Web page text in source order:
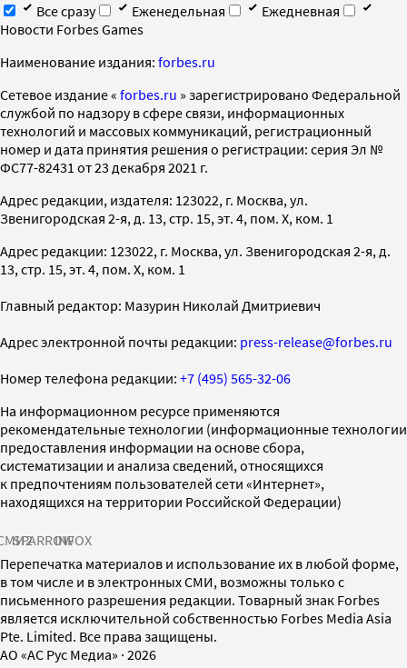
Все сразу
Еженедельная
Ежедневная
Новости Forbes Games
Наименование издания: forbes.ru
Cетевое издание « forbes.ru » зарегистрировано Федеральной
службой по надзору в сфере связи, информационных
технологий и массовых коммуникаций, регистрационный
номер и дата принятия решения о регистрации: серия Эл №
ФС77-82431 от 23 декабря 2021 г.
Адрес редакции, издателя: 123022, г. Москва, ул.
Звенигородская 2-я, д. 13, стр. 15, эт. 4, пом. X, ком. 1
Адрес редакции: 123022, г. Москва, ул. Звенигородская 2-я, д.
13, стр. 15, эт. 4, пом. X, ком. 1
Главный редактор: Мазурин Николай Дмитриевич
Адрес электронной почты редакции: press-release@forbes.ru
Номер телефона редакции: +7 (495) 565-32-06
На информационном ресурсе применяются
рекомендательные технологии (информационные технологии
предоставления информации на основе сбора,
систематизации и анализа сведений, относящихся
к предпочтениям пользователей сети «Интернет»,
находящихся на территории Российской Федерации)
SPARROWINFOX
Перепечатка материалов и использование их в любой форме,
в том числе и в электронных СМИ, возможны только с
письменного разрешения редакции. Товарный знак Forbes
является исключительной собственностью Forbes Media Asia
Pte. Limited. Все права защищены.
AO «АС Рус Медиа» · 2026